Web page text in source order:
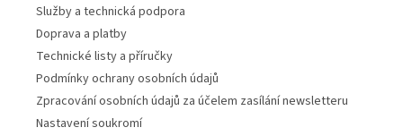
Služby a technická podpora
Doprava a platby
Technické listy a příručky
Podmínky ochrany osobních údajů
Zpracování osobních údajů za účelem zasílání newsletteru
Nastavení soukromí